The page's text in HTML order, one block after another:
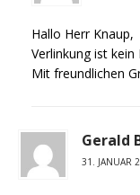
Hallo Herr Knaup,
Verlinkung ist kein
Mit freundlichen
Gerald
31. JANUAR